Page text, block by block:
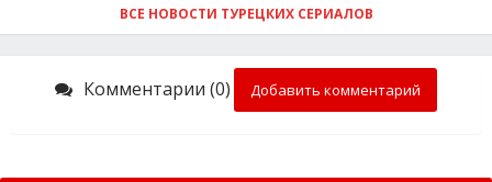
ВСЕ НОВОСТИ ТУРЕЦКИХ СЕРИАЛОВ
Комментарии (0) Добавить комментарий